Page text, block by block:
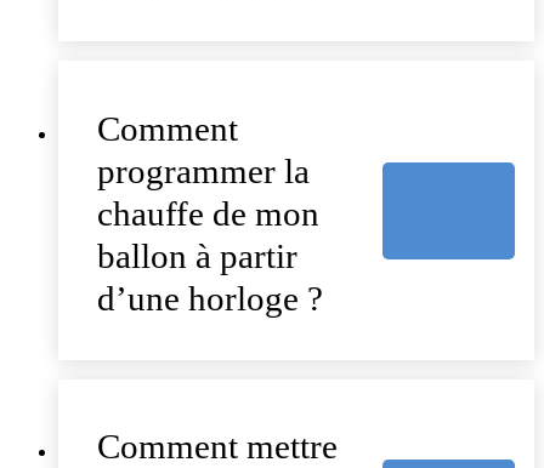
Comment
programmer la
chauffe de mon
ballon à partir
d’une horloge ?
Comment mettre